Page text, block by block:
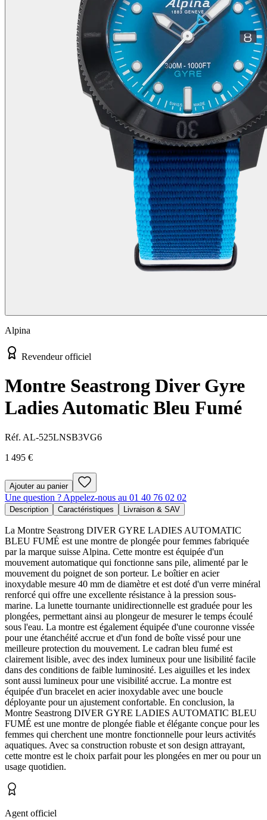
Alpina
Revendeur officiel
Montre Seastrong Diver Gyre
Ladies Automatic Bleu Fumé
Réf. AL-525LNSB3VG6
1 495 €
Ajouter au panier
Une question ? Appelez-nous au 01 40 76 02 02
Description Caractéristiques Livraison & SAV
La Montre Seastrong DIVER GYRE LADIES AUTOMATIC
BLEU FUMÉ est une montre de plongée pour femmes fabriquée
par la marque suisse Alpina. Cette montre est équipée d'un
mouvement automatique qui fonctionne sans pile, alimenté par le
mouvement du poignet de son porteur. Le boîtier en acier
inoxydable mesure 40 mm de diamètre et est doté d'un verre minéral
renforcé qui offre une excellente résistance à la pression sous-
marine. La lunette tournante unidirectionnelle est graduée pour les
plongées, permettant ainsi au plongeur de mesurer le temps écoulé
sous l'eau. La montre est également équipée d'une couronne vissée
pour une étanchéité accrue et d'un fond de boîte vissé pour une
meilleure protection du mouvement. Le cadran bleu fumé est
clairement lisible, avec des index lumineux pour une lisibilité facile
dans des conditions de faible luminosité. Les aiguilles et les index
sont aussi lumineux pour une visibilité accrue. La montre est
équipée d'un bracelet en acier inoxydable avec une boucle
déployante pour un ajustement confortable. En conclusion, la
Montre Seastrong DIVER GYRE LADIES AUTOMATIC BLEU
FUMÉ est une montre de plongée fiable et élégante conçue pour les
femmes qui cherchent une montre fonctionnelle pour leurs activités
aquatiques. Avec sa construction robuste et son design attrayant,
cette montre est le choix parfait pour les plongées en mer ou pour un
usage quotidien.
Agent officiel